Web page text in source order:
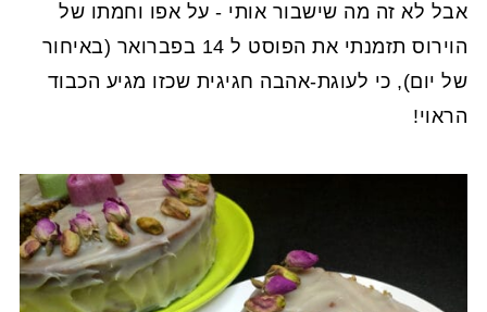
אבל לא זה מה שישבור אותי - על אפו וחמתו של
הוירוס תזמנתי את הפוסט ל 14 בפברואר (באיחור
של יום), כי לעוגת-אהבה חגיגית שכזו מגיע הכבוד
הראוי!